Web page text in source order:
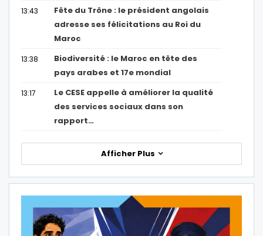
13:43
Fête du Trône : le président angolais
adresse ses félicitations au Roi du
Maroc
13:38
Biodiversité : le Maroc en tête des
pays arabes et 17e mondial
13:17
Le CESE appelle à améliorer la qualité
des services sociaux dans son
rapport…
Afficher Plus